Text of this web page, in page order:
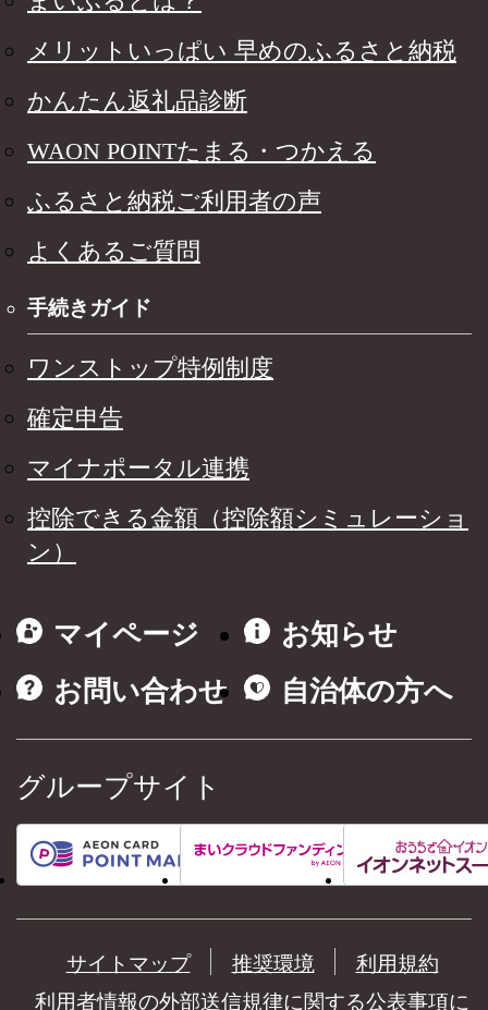
メリットいっぱい 早めのふるさと納税
かんたん返礼品診断
WAON POINTたまる・つかえる
ふるさと納税ご利用者の声
よくあるご質問
手続きガイド
ワンストップ特例制度
確定申告
マイナポータル連携
控除できる金額（控除額シミュレーショ
ン）
マイページ
お知らせ
お問い合わせ
自治体の方へ
グループサイト
サイトマップ 推奨環境
利用規約
利用者情報の外部送信規律に関する公表事項に